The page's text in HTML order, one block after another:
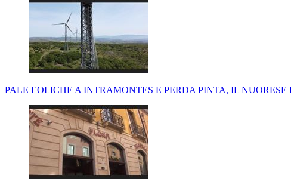
PALE EOLICHE A INTRAMONTES E PERDA PINTA, IL NUORESE